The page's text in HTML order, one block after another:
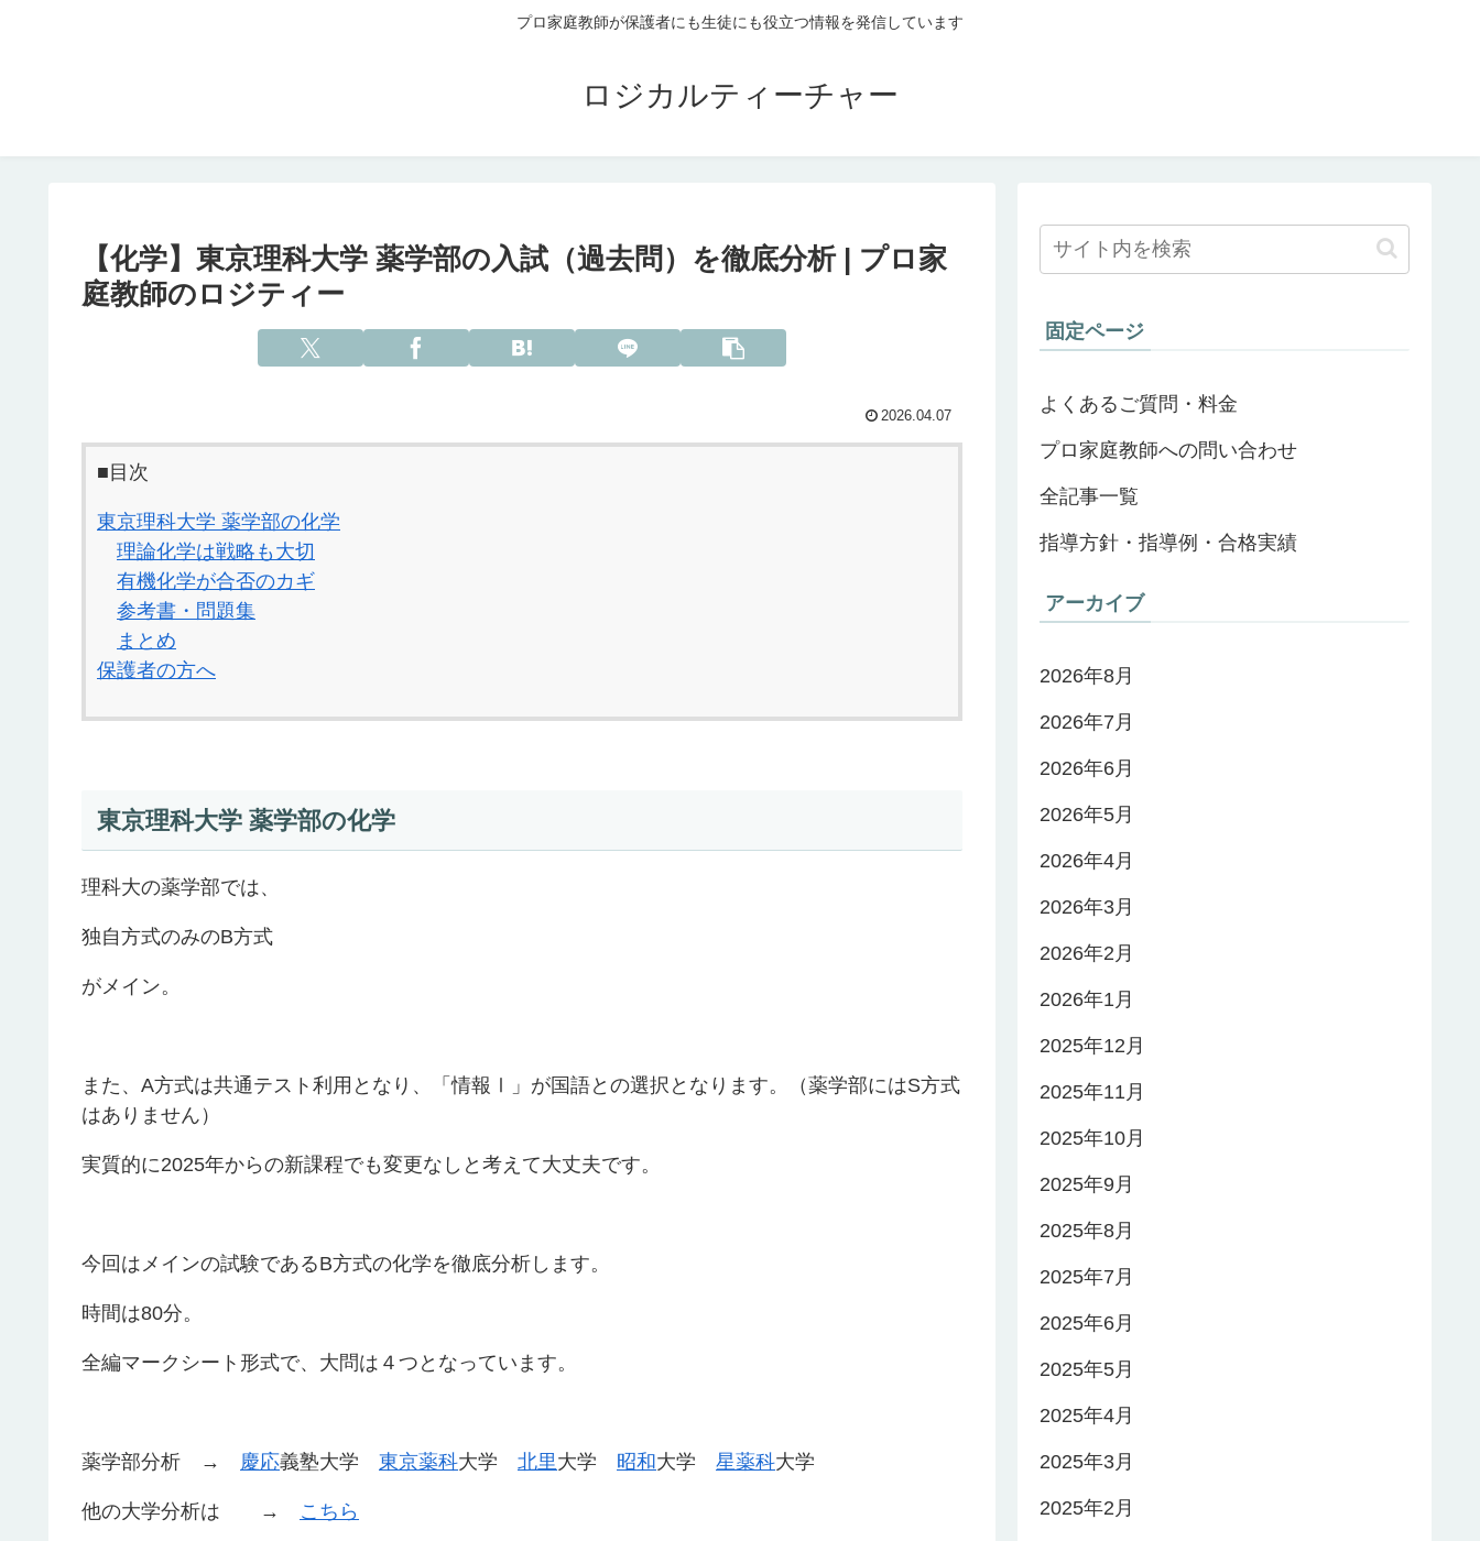
プロ家庭教師が保護者にも生徒にも役立つ情報を発信しています
ロジカルティーチャー
【化学】東京理科大学 薬学部の入試（過去問）を徹底分析 | プロ家
庭教師のロジティー
2026.04.07
■目次
東京理科大学 薬学部の化学
理論化学は戦略も大切
有機化学が合否のカギ
参考書・問題集
まとめ
保護者の方へ
東京理科大学 薬学部の化学
理科大の薬学部では、
独自方式のみのB方式
がメイン。
また、A方式は共通テスト利用となり、「情報Ⅰ」が国語との選択となります。（薬学部にはS方式
はありません）
実質的に2025年からの新課程でも変更なしと考えて大丈夫です。
今回はメインの試験であるB方式の化学を徹底分析します。
時間は80分。
全編マークシート形式で、大問は４つとなっています。
薬学部分析 → 慶応義塾大学 東京薬科大学 北里大学 昭和大学 星薬科大学
他の大学分析は → こちら
固定ページ
よくあるご質問・料金
プロ家庭教師への問い合わせ
全記事一覧
指導方針・指導例・合格実績
アーカイブ
2026年8月
2026年7月
2026年6月
2026年5月
2026年4月
2026年3月
2026年2月
2026年1月
2025年12月
2025年11月
2025年10月
2025年9月
2025年8月
2025年7月
2025年6月
2025年5月
2025年4月
2025年3月
2025年2月